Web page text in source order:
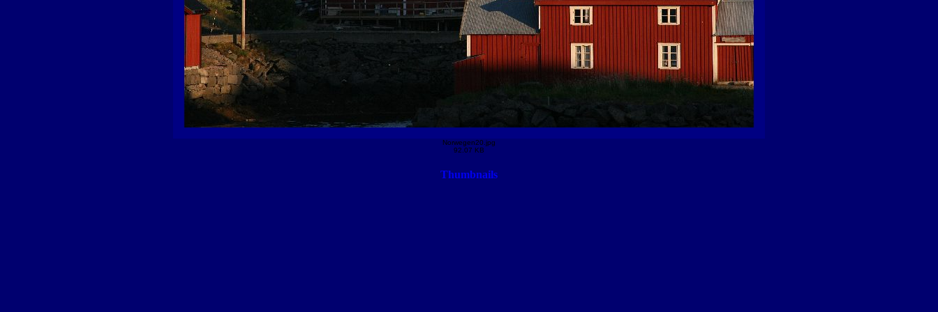
Norwegen20.jpg
92.07 KB
Thumbnails